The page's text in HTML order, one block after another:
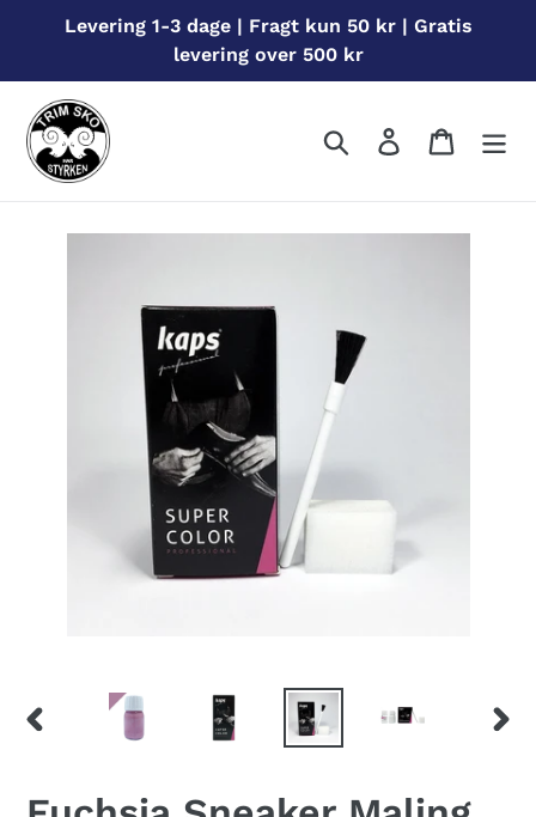
Levering 1-3 dage | Fragt kun 50 kr | Gratis
levering over 500 kr
Søg Log ind